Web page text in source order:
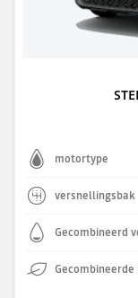
motortype
versnellingsbak
Gecombineerd
Gecombineerde